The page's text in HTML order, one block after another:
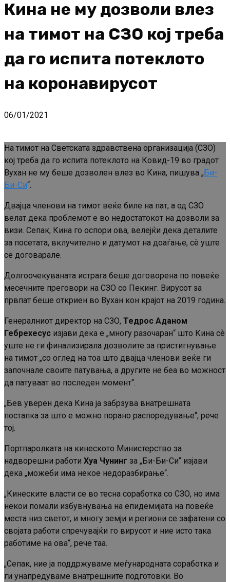
Кина не му дозволи влез
на тимот на СЗО кој треба
да го испита потеклото
на коронавирусот
06/01/2021
На тимот на Светската здравствена организација (СЗО)
кој треба да го испита потеклото на Ковид-19 во градот
Вухан не му беше дозволен влез во Кина, пишува „Би-
Би-Си“.
Двајца членови на тимот веќе биле на пат, а од СЗО
велат дека проблемот е во недостатокот на дозволи за
визи. Сепак, Кина го оспори ова, велејќи дека деталите
за посетата, вклучително и датумот на доаѓање, сѐ уште
се договарале.
Долгоочекуваната истрага беше договорена по повеќе
месечните преговори на СЗО со Пекинг. Вирусот за
првпат беше откриен во Вухан кон крајот на 2019 година.
Генералниот директор на СЗО, Тедрос Аданом
Гебрехесус изјави дека е „многу разочаран“ што Кина сѐ
уште не ги финализирала дозволите за пристигнување
на тимот „со оглед на тоа што двајца членови веќе ги
започнале своите патувања, а другите не беа во можност
да патуваат во последен момент“.
„Бев уверен дека Кина ја забрзува внатрешната
постапка за што е можно порано распоредување“, рече
тој.
Портпаролката на кинеското Министерство за
надворешни работи Хуа Чунинг за „Би-Би-Си“ изјави
дека „можеби има некое недоразбирање“.
„Кинеските власти се во тесна соработка со СЗО, но има
некои помали избувнувања на епидемијата на повеќе
места низ светот, и многу земји и региони се зафатени со
својата работи спречувајќи го вирусот и ние исто така
работиме на ова“, рече таа.
„Сепак, ние ја поддржуваме меѓународната соработка и
ги унапредуваме внатрешните подготовки. Во